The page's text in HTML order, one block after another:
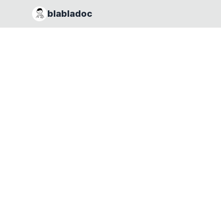
blabladoc